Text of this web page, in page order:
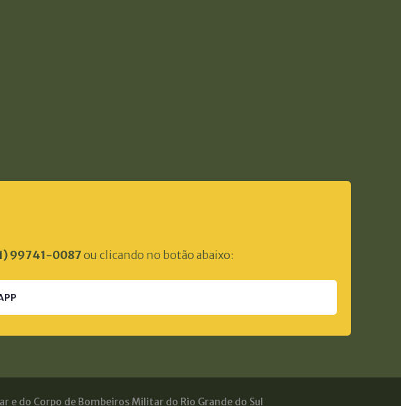
99741-0087 ou clicando no botão abaixo:
e do Corpo de Bombeiros Militar do Rio Grande do Sul